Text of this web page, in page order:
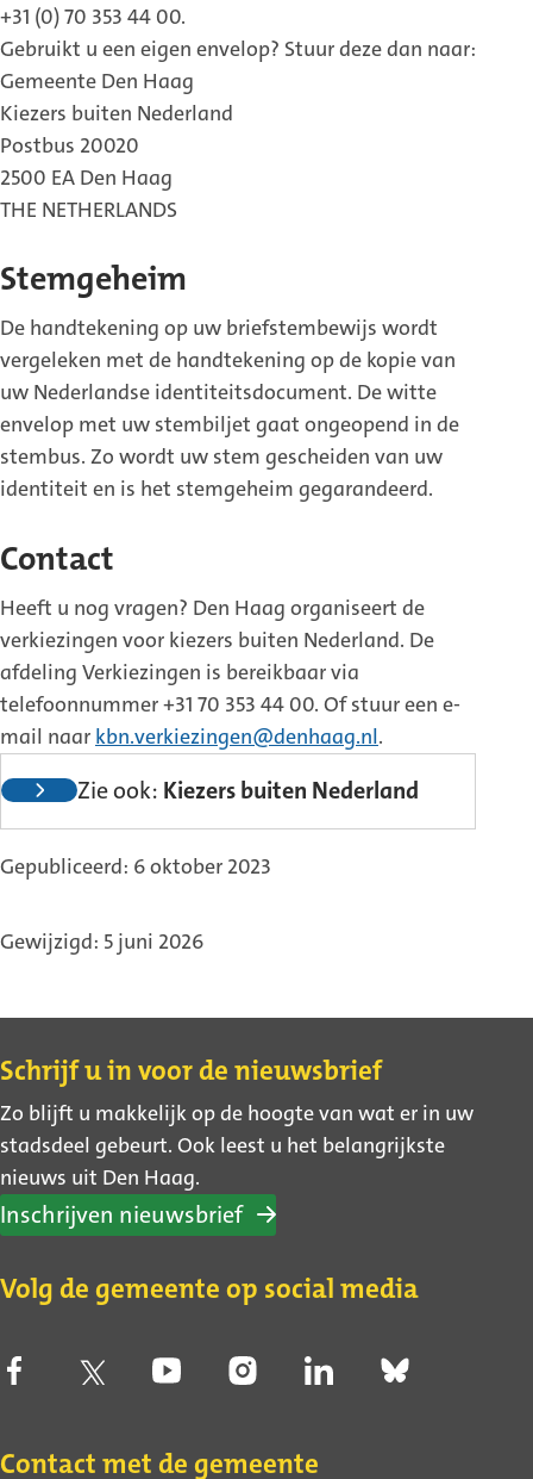
+31 (0) 70 353 44 00.
Gebruikt u een eigen envelop? Stuur deze dan naar:
Gemeente Den Haag
Kiezers buiten Nederland
Postbus 20020
2500 EA Den Haag
THE NETHERLANDS
Stemgeheim
De handtekening op uw briefstembewijs wordt
vergeleken met de handtekening op de kopie van
uw Nederlandse identiteitsdocument. De witte
envelop met uw stembiljet gaat ongeopend in de
stembus. Zo wordt uw stem gescheiden van uw
identiteit en is het stemgeheim gegarandeerd.
Contact
Heeft u nog vragen? Den Haag organiseert de
verkiezingen voor kiezers buiten Nederland. De
afdeling Verkiezingen is bereikbaar via
telefoonnummer +31 70 353 44 00. Of stuur een e-
mail naar kbn.verkiezingen@denhaag.nl.
Zie ook: Kiezers buiten Nederland
Gepubliceerd: 6 oktober 2023
Gewijzigd: 5 juni 2026
Contact
Schrijf u in voor de nieuwsbrief
Zo blijft u makkelijk op de hoogte van wat er in uw
stadsdeel gebeurt. Ook leest u het belangrijkste
nieuws uit Den Haag.
Inschrijven nieuwsbrief
Volg de gemeente op social media
Contact met de gemeente